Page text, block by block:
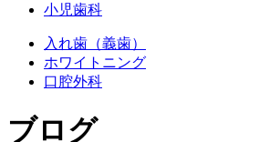
小児歯科
入れ歯（義歯）
ホワイトニング
口腔外科
ブログ